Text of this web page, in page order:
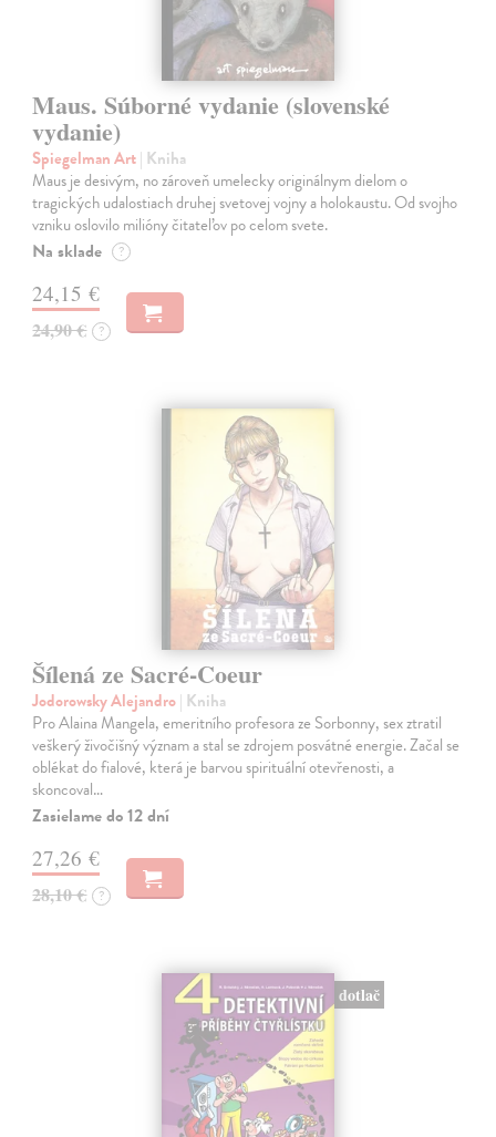
Maus. Súborné vydanie (slovenské
vydanie)
Spiegelman Art| Kniha
Maus je desivým, no zároveň umelecky originálnym dielom o
tragických udalostiach druhej svetovej vojny a holokaustu. Od svojho
vzniku oslovilo milióny čitateľov po celom svete.
Na sklade ?
24,15 €
24,90 € ?
Šílená ze Sacré-Coeur
Jodorowsky Alejandro| Kniha
Pro Alaina Mangela, emeritního profesora ze Sorbonny, sex ztratil
veškerý živočišný význam a stal se zdrojem posvátné energie. Začal se
oblékat do fialové, která je barvou spirituální otevřenosti, a
skoncoval…
Zasielame do 12 dní
27,26 €
28,10 € ?
dotlač